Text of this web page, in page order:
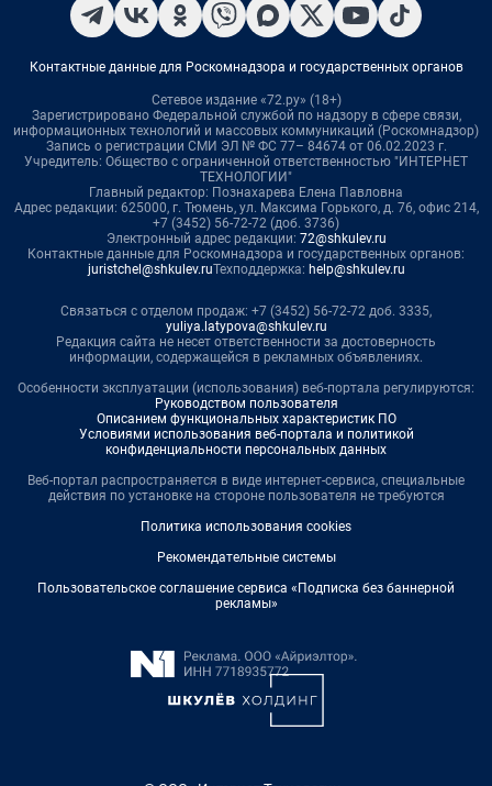
Контактные данные для Роскомнадзора и государственных органов
Сетевое издание «72.ру» (18+)
Зарегистрировано Федеральной службой по надзору в сфере связи,
информационных технологий и массовых коммуникаций (Роскомнадзор)
Запись о регистрации СМИ ЭЛ № ФС 77– 84674 от 06.02.2023 г.
Учредитель: Общество с ограниченной ответственностью "ИНТЕРНЕТ
ТЕХНОЛОГИИ"
Главный редактор: Познахарева Елена Павловна
Адрес редакции: 625000, г. Тюмень, ул. Максима Горького, д. 76, офис 214,
+7 (3452) 56-72-72 (доб. 3736)
Электронный адрес редакции: 72@shkulev.ru
Контактные данные для Роскомнадзора и государственных органов:
juristchel@shkulev.ruТехподдержка: help@shkulev.ru
Связаться с отделом продаж: +7 (3452) 56-72-72 доб. 3335,
yuliya.latypova@shkulev.ru
Редакция сайта не несет ответственности за достоверность
информации, содержащейся в рекламных объявлениях.
Особенности эксплуатации (использования) веб-портала регулируются:
Руководством пользователя
Описанием функциональных характеристик ПО
Условиями использования веб-портала и политикой
конфиденциальности персональных данных
Веб-портал распространяется в виде интернет-сервиса, специальные
действия по установке на стороне пользователя не требуются
Политика использования cookies
Рекомендательные системы
Пользовательское соглашение сервиса «Подписка без баннерной
рекламы»